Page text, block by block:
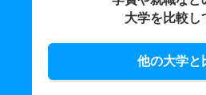
大学を比較し
他の大学と